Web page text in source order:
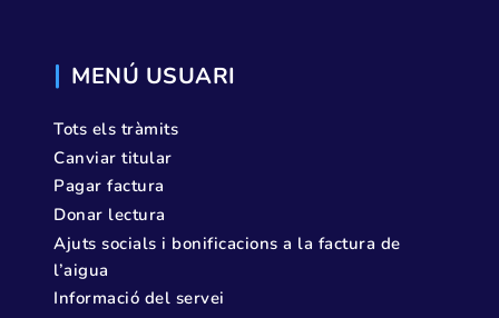
MENÚ USUARI
Tots els tràmits
Canviar titular
Pagar factura
Donar lectura
Ajuts socials i bonificacions a la factura de
l’aigua
Informació del servei